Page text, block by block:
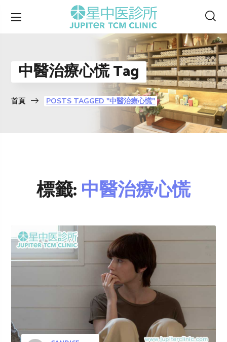
中醫治療心慌 Tag
首頁 POSTS TAGGED "中醫治療心慌"
標籤:中醫治療心慌